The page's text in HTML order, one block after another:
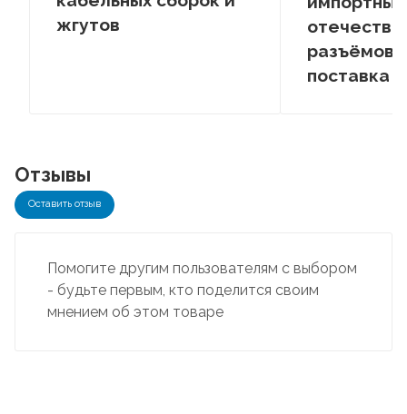
жгутов
разъёмов
поставка
Отзывы
Оставить отзыв
Помогите другим пользователям с выбором
- будьте первым, кто поделится своим
мнением об этом товаре